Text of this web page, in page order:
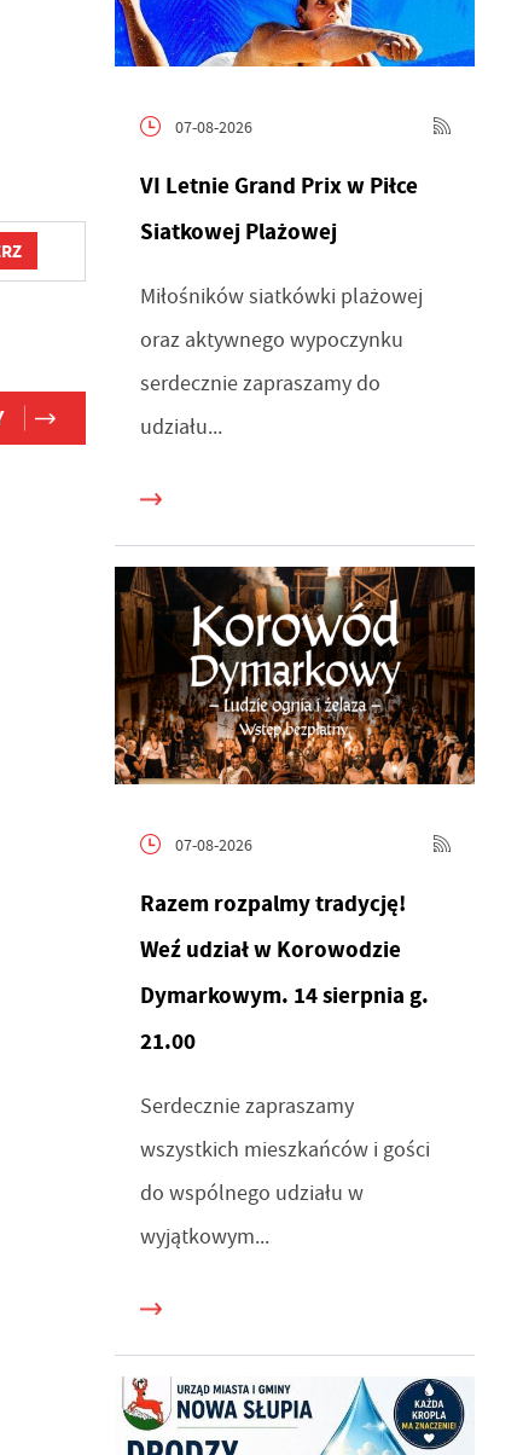
07-08-2026
VI Letnie Grand Prix w Piłce
Siatkowej Plażowej
Miłośników siatkówki plażowej
oraz aktywnego wypoczynku
serdecznie zapraszamy do
udziału...
07-08-2026
Razem rozpalmy tradycję!
Weź udział w Korowodzie
Dymarkowym. 14 sierpnia g.
21.00
Serdecznie zapraszamy
wszystkich mieszkańców i gości
do wspólnego udziału w
wyjątkowym...